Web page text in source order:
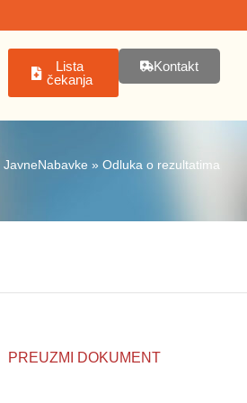
Lista
čekanja
Kontakt
JavneNabavke » Odluka o rezultatima
PREUZMI DOKUMENT